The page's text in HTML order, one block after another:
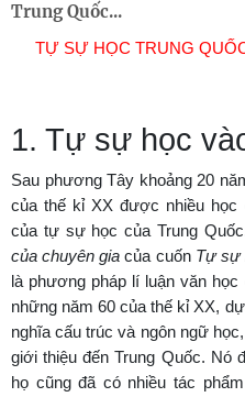
Trung Quốc...
TỰ SỰ HỌC TRUNG
1. Tự sự học
Sau phương Tây khoảng 20
của thế kỉ XX được nhiều học
của tự sự học của Trung
của chuyên gia của cuốn Tự sự
là phương pháp lí luận văn
những năm 60 của thế kỉ XX,
nghĩa cấu trúc và ngôn ngữ
giới thiệu đến Trung Quốc. Nó
họ cũng đã có nhiều tác